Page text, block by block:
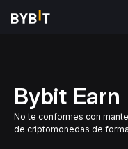
Bybit Earn
No te conformes con
de criptomonedas de